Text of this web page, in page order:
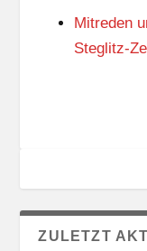
S
O
N
Mitreden
Steglitz-
ZULETZT